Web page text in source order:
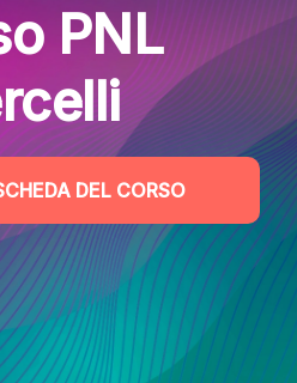
PNL
DEL CORSO